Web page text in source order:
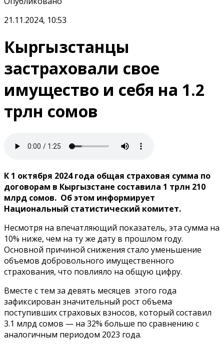
21.11.2024, 10:53
Кыргызстанцы
застраховали свое
имущество и себя на 1.2
трлн сомов
К 1 октября 2024 года общая страховая сумма по
договорам в Кыргызстане составила 1 трлн 210
млрд сомов. Об этом информирует
Национальный статистический комитет.
Несмотря на впечатляющий показатель, эта сумма на
10% ниже, чем на ту же дату в прошлом году.
Основной причиной снижения стало уменьшение
объемов добровольного имущественного
страхования, что повлияло на общую цифру.
Вместе с тем за девять месяцев этого года
зафиксирован значительный рост объема
поступивших страховых взносов, который составил
3.1 млрд сомов — на 32% больше по сравнению с
аналогичным периодом 2023 года.